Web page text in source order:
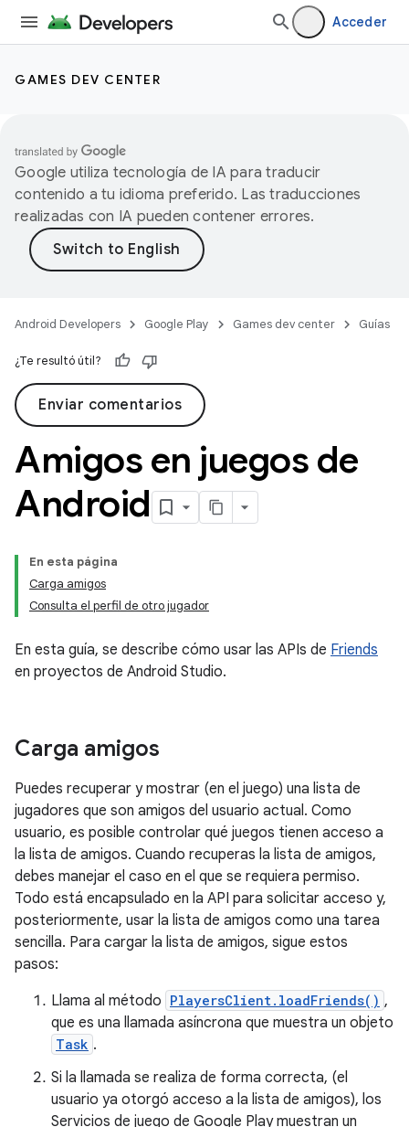
Acceder
GAMES DEV CENTER
Google utiliza tecnología de IA para traducir
contenido a tu idioma preferido. Las traducciones
realizadas con IA pueden contener errores.
Android Developers Google Play Games dev center Guías
¿Te resultó útil?
Enviar comentarios
Amigos en juegos de
Android
En esta página
Carga amigos
Consulta el perfil de otro jugador
En esta guía, se describe cómo usar las APIs de Friends
en proyectos de Android Studio.
Carga amigos
Puedes recuperar y mostrar (en el juego) una lista de
jugadores que son amigos del usuario actual. Como
usuario, es posible controlar qué juegos tienen acceso a
la lista de amigos. Cuando recuperas la lista de amigos,
debes manejar el caso en el que se requiera permiso.
Todo está encapsulado en la API para solicitar acceso y,
posteriormente, usar la lista de amigos como una tarea
sencilla. Para cargar la lista de amigos, sigue estos
pasos:
Llama al método PlayersClient.loadFriends() ,
que es una llamada asíncrona que muestra un objeto
Task .
Si la llamada se realiza de forma correcta, (el
usuario ya otorgó acceso a la lista de amigos), los
Servicios de juego de Google Play muestran un